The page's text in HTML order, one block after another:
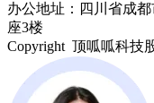
办公地址：四川省成
座3楼
Copyright 顶呱呱科技